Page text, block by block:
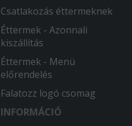
Csatlakozás éttermeknek
Éttermek - Azonnali
kiszállítás
Éttermek - Menü
előrendelés
Falatozz logó csomag
INFORMÁCIÓ